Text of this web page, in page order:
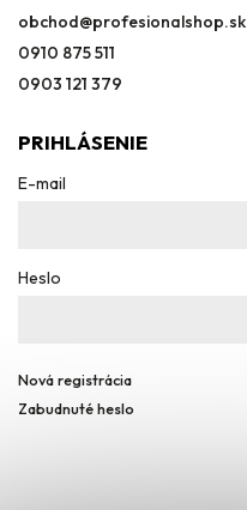
obchod@profesionalshop.sk
0910 875 511
0903 121 379
PRIHLÁSENIE
E-mail
Heslo
Nová registrácia
Zabudnuté heslo